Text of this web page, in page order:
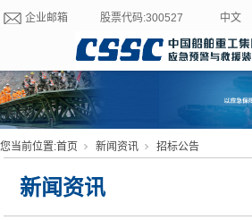
企业邮箱 股票代码:300527 中文
您当前位置:首页 新闻资讯 招标公告
新闻资讯